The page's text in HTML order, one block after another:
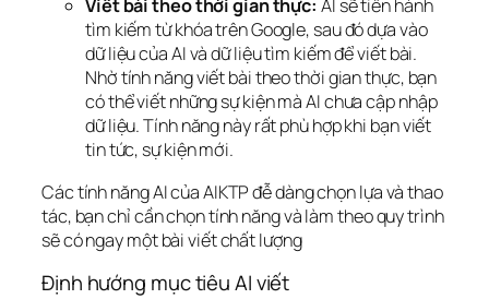
Viết bài theo thời gian thực: AI sẽ tiến hành
tìm kiếm từ khóa trên Google, sau đó dựa vào
dữ liệu của AI và dữ liệu tìm kiếm để viết bài.
Nhờ tính năng viết bài theo thời gian thực, bạn
có thể viết những sự kiện mà AI chưa cập nhập
dữ liệu. Tính năng này rất phù hợp khi bạn viết
tin tức, sự kiện mới.
Các tính năng AI của AIKTP đễ dàng chọn lựa và thao
tác, bạn chỉ cần chọn tính năng và làm theo quy trình
sẽ có ngay một bài viết chất lượng
Định hướng mục tiêu AI viết